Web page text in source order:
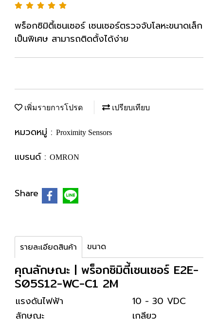
พร็อกซิมิตี้เซนเซอร์ เซนเซอร์ตรวจจับโลหะขนาดเล็ก
เป็นพิเศษ สามารถติดตั้งได้ง่าย
เพิ่มรายการโปรด เปรียบเทียบ
หมวดหมู่ : Proximity Sensors
แบรนด์ : OMRON
Share
รายละเอียดสินค้า ขนาด
คุณลักษณะ | พร็อกซิมิตี้เซนเซอร์ E2E-
S05S12-WC-C1 2M
แรงดันไฟฟ้า
10 - 30 VDC
ลักษณะ
เกลียว